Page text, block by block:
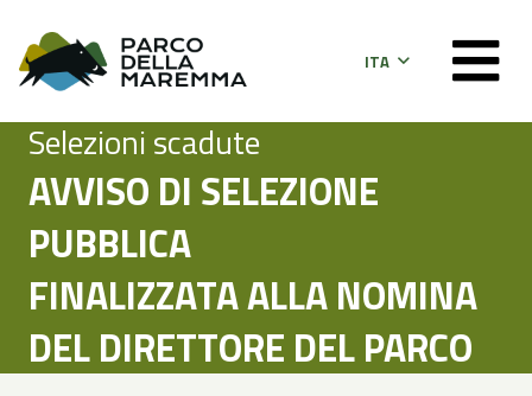
ITA
Selezioni scadute
AVVISO DI SELEZIONE
PUBBLICA
FINALIZZATA ALLA NOMINA
DEL DIRETTORE DEL PARCO